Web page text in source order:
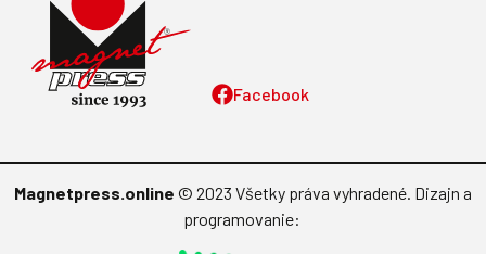
Facebook
Magnetpress.online © 2023 Všetky práva vyhradené. Dizajn a
programovanie: